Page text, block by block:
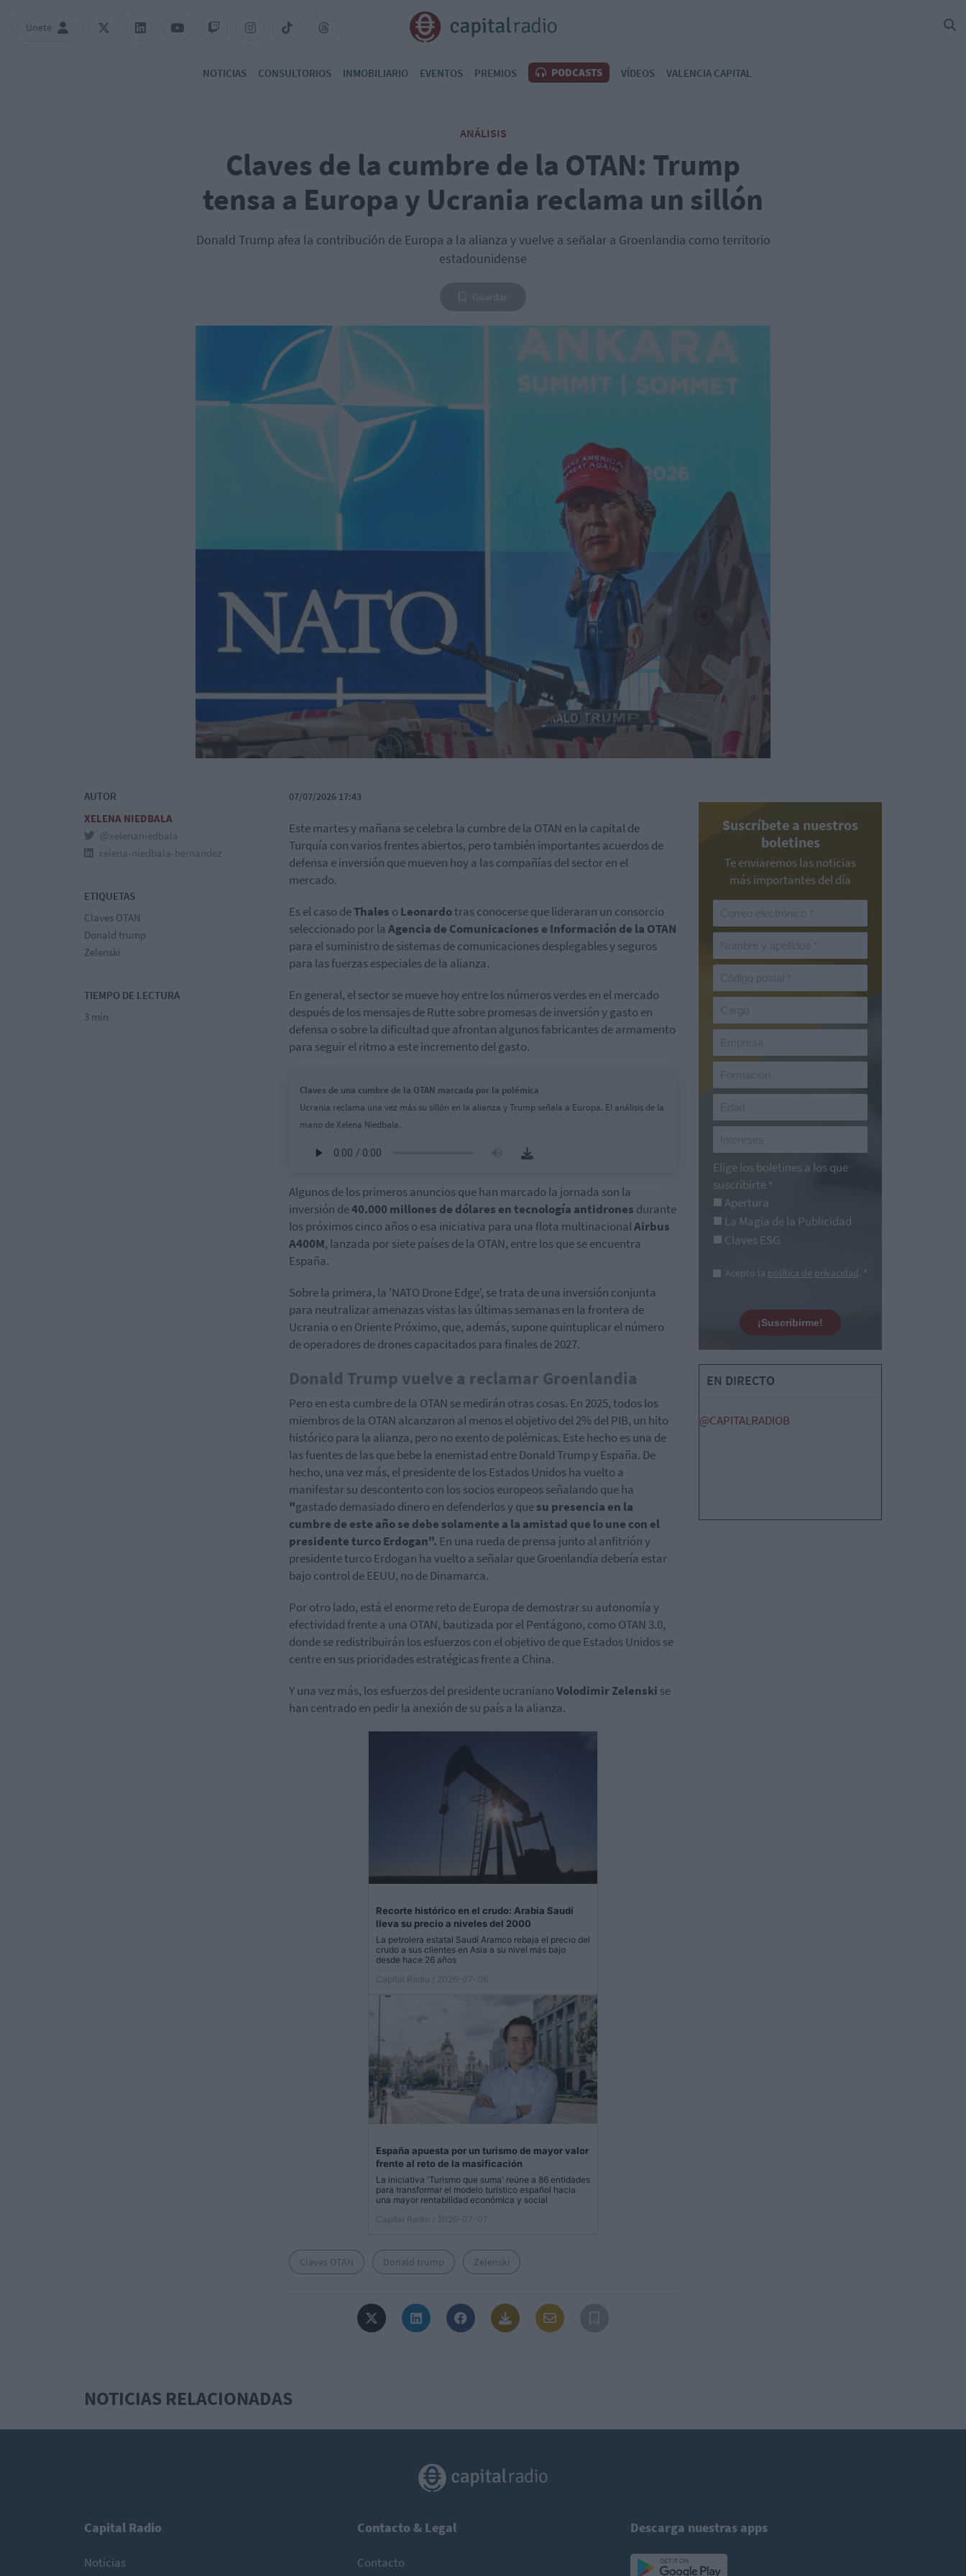
Únete
NOTICIAS CONSULTORIOS INMOBILIARIO EVENTOS PREMIOS PODCASTS VÍDEOS VALENCIA CAPITAL
ANÁLISIS
Claves de la cumbre de la OTAN: Trump
tensa a Europa y Ucrania reclama un sillón
Donald Trump afea la contribución de Europa a la alianza y vuelve a señalar a Groenlandia como territorio
estadounidense
AUTOR
XELENA NIEDBALA
@xelenaniedbala
xelena-niedbala-hernandez
ETIQUETAS
Claves OTAN
Donald trump
Zelenski
TIEMPO DE LECTURA
3 min
07/07/2026 17:43
Este martes y mañana se celebra la cumbre de la OTAN en la capital de
Turquía con varios frentes abiertos, pero también importantes acuerdos de
defensa e inversión que mueven hoy a las compañías del sector en el
mercado.
Es el caso deThales o Leonardotras conocerse que lideraran un consorcio
seleccionado por la Agencia de Comunicaciones e Información de la OTAN
para el suministro de sistemas de comunicaciones desplegables y seguros
para las fuerzas especiales de la alianza.
En general, el sector se mueve hoy entre los números verdes en el mercado
después de los mensajes de Rutte sobre promesas de inversión y gasto en
defensa o sobre la dificultad que afrontan algunos fabricantes de armamento
para seguir el ritmo a este incremento del gasto.
Claves de una cumbre de la OTAN marcada por la polémica
Ucrania reclama una vez más su sillón en la alianza y Trump señala a Europa. El análisis de la
mano de Xelena Niedbala.
Algunos de los primeros anuncios que han marcado la jornada son la
inversión de40.000 millones de dólares en tecnología antidrones durante
los próximos cinco años o esa iniciativa para una flota multinacionalAirbus
A400M, lanzada por siete países de la OTAN, entre los que se encuentra
España.
Sobre la primera, la 'NATO Drone Edge', se trata de una inversión conjunta
para neutralizar amenazas vistas las últimas semanas en la frontera de
Ucrania o en Oriente Próximo, que, además, supone quintuplicar el número
de operadores de drones capacitados para finales de 2027.
Donald Trump vuelve a reclamar Groenlandia
Pero en esta cumbre de la OTAN se medirán otras cosas. En 2025, todos los
miembros de la OTAN alcanzaron al menos el objetivo del 2% del PIB, un hito
histórico para la alianza, pero no exento de polémicas. Este hecho es una de
las fuentes de las que bebe la enemistad entre Donald Trump y España. De
hecho, una vez más, el presidente de los Estados Unidos ha vuelto a
manifestar su descontento con los socios europeos señalando que ha
"gastado demasiado dinero en defenderlos y quesu presencia en la
cumbre de este año se debe solamente a la amistad que lo une con el
presidente turco Erdogan". En una rueda de prensa junto al anfitrión y
presidente turco Erdogan ha vuelto a señalar que Groenlandia debería estar
bajo control de EEUU, no de Dinamarca.
Por otro lado, está el enorme reto de Europa de demostrar su autonomía y
efectividad frente a una OTAN, bautizada por el Pentágono, como OTAN 3.0,
donde se redistribuirán los esfuerzos con el objetivo de que Estados Unidos se
centre en sus prioridades estratégicas frente a China.
Y una vez más, los esfuerzos del presidente ucranianoVolodimir Zelenski se
han centrado en pedir la anexión de su país a la alianza.
Recorte histórico en el crudo: Arabia Saudí
lleva su precio a niveles del 2000
La petrolera estatal Saudí Aramco rebaja el precio del
crudo a sus clientes en Asia a su nivel más bajo
desde hace 26 años
Capital Radio
/ 2026-07-06
España apuesta por un turismo de mayor valor
frente al reto de la masificación
La iniciativa 'Turismo que suma' reúne a 86 entidades
para transformar el modelo turístico español hacia
una mayor rentabilidad económica y social
Capital Radio
/ 2026-07-07
Claves OTAN Donald trump Zelenski
Suscríbete a nuestros
boletines
Te enviaremos las noticias
más importantes del día
Elige los boletines a los que
suscribirte *
Apertura
La Magia de la Publicidad
Claves ESG
Acepto la política de privacidad. *
¡Suscribirme!
EN DIRECTO
@CAPITALRADIOB
NOTICIAS RELACIONADAS
Capital Radio
Noticias
Contacto & Legal
Contacto
Descarga nuestras apps